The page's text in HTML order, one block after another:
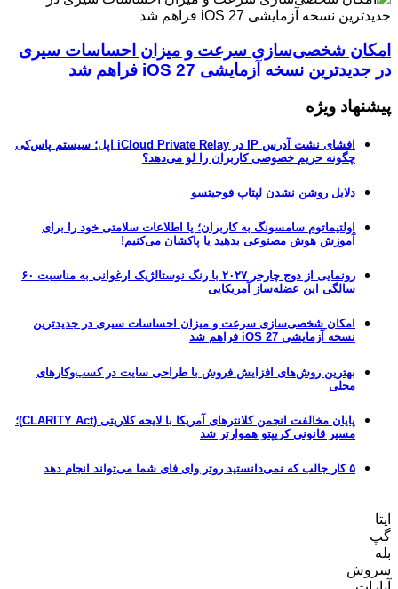
امکان شخصی‌سازی سرعت و میزان احساسات سیری
در جدیدترین نسخه آزمایشی iOS 27 فراهم شد
پیشنهاد ویژه
افشای نشت آدرس IP در iCloud Private Relay اپل؛ سیستم پاس‌کی
چگونه حریم خصوصی کاربران را لو می‌دهد؟
دلایل روشن نشدن لپتاپ فوجیتسو
اولتیماتوم سامسونگ به کاربران؛ یا اطلاعات سلامتی خود را برای
آموزش هوش مصنوعی بدهید یا پاکشان می‌کنیم!
رونمایی از دوج چارجر ۲۰۲۷ با رنگ نوستالژیک ارغوانی به مناسبت ۶۰
سالگی این عضله‌ساز آمریکایی
امکان شخصی‌سازی سرعت و میزان احساسات سیری در جدیدترین
نسخه آزمایشی iOS 27 فراهم شد
بهترین روش‌های افزایش فروش با طراحی سایت در کسب‌وکارهای
محلی
پایان مخالفت انجمن کلانترهای آمریکا با لایحه کلاریتی (CLARITY Act)؛
مسیر قانونی کریپتو هموارتر شد
۵ کار جالب که نمی‌دانستید روتر وای فای شما می‌تواند انجام دهد
ایتا
گپ
بله
سروش